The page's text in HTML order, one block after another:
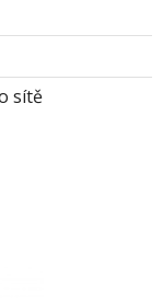
sítě